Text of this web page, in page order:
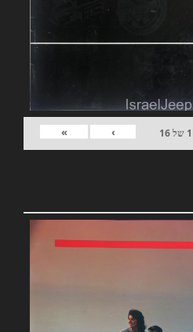
1 של16
›
»